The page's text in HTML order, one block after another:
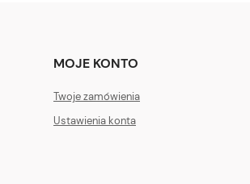
MOJE KONTO
Twoje zamówienia
Ustawienia konta